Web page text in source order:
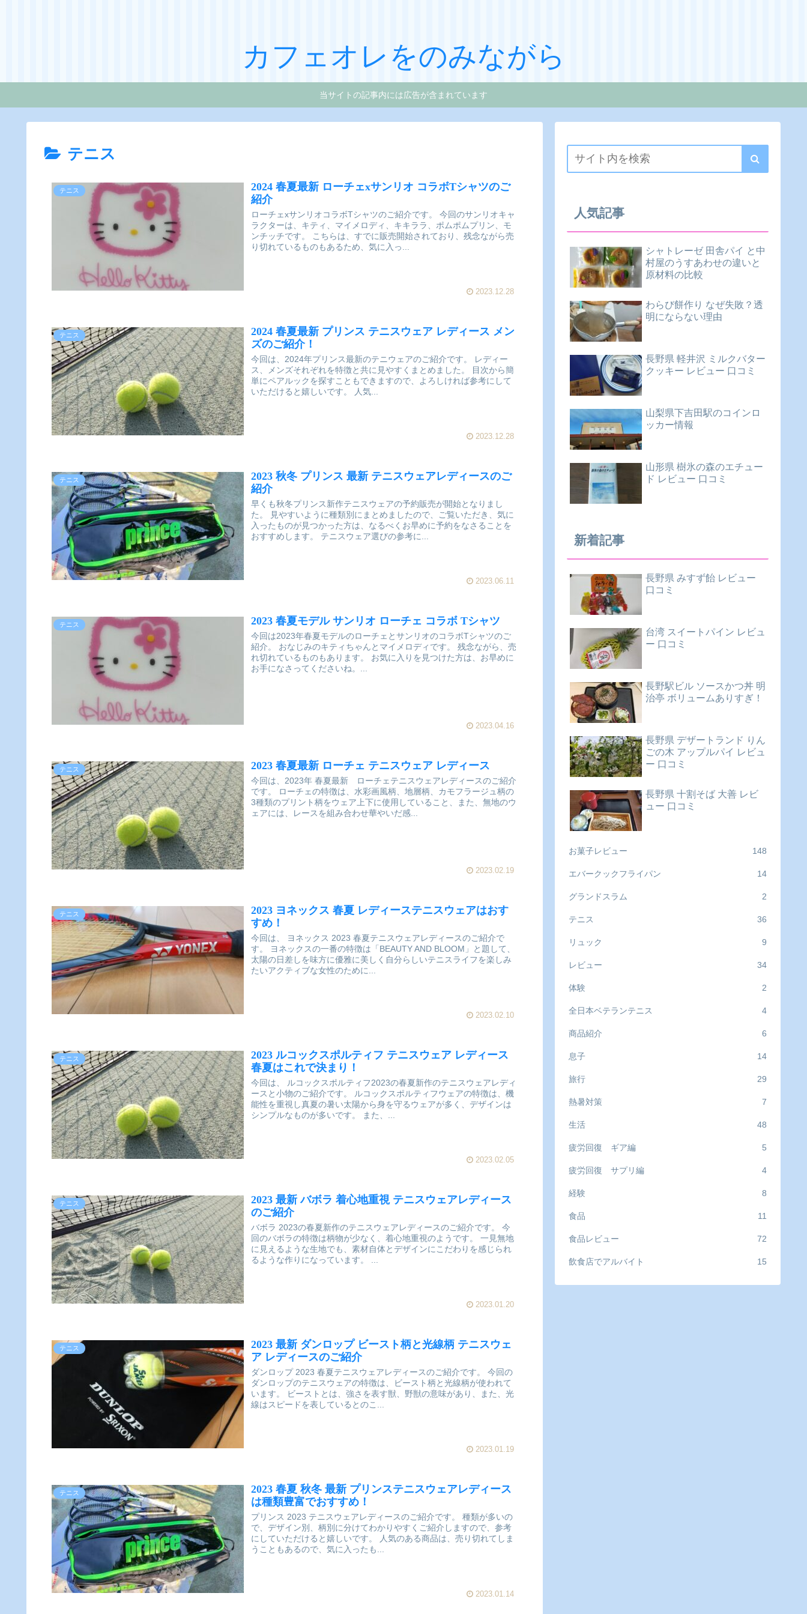
カフェオレをのみながら
当サイトの記事内には広告が含まれています
テニス
テニス
2024 春夏最新 ローチェxサンリオ コラボTシャツのご
紹介
ローチェxサンリオコラボTシャツのご紹介です。 今回のサンリオキャ
ラクターは、キティ、マイメロディ、キキララ、ポムポムプリン、モ
ンチッチです。 こちらは、すでに販売開始されており、残念ながら売
り切れているものもあるため、気に入っ...
2023.12.28
テニス
2024 春夏最新 プリンス テニスウェア レディース メン
ズのご紹介！
今回は、2024年プリンス最新のテニウェアのご紹介です。 レディー
ス、メンズそれぞれを特徴と共に見やすくまとめました。 目次から簡
単にペアルックを探すこともできますので、よろしければ参考にして
いただけると嬉しいです。 人気...
2023.12.28
テニス
2023 秋冬 プリンス 最新 テニスウェアレディースのご
紹介
早くも秋冬プリンス新作テニスウェアの予約販売が開始となりまし
た。 見やすいように種類別にまとめましたので、ご覧いただき、気に
入ったものが見つかった方は、なるべくお早めに予約をなさることを
おすすめします。 テニスウェア選びの参考に...
2023.06.11
テニス 2023 春夏モデル サンリオ ローチェ コラボ Tシャツ
今回は2023年春夏モデルのローチェとサンリオのコラボTシャツのご
紹介。 おなじみのキティちゃんとマイメロディです。 残念ながら、売
れ切れているものもあります。 お気に入りを見つけた方は、お早めに
お手になさってくださいね。...
2023.04.16
テニス 2023 春夏最新 ローチェ テニスウェア レディース
今回は、2023年 春夏最新 ローチェテニスウェアレディースのご紹介
です。 ローチェの特徴は、水彩画風柄、地層柄、カモフラージュ柄の
3種類のプリント柄をウェア上下に使用していること、また、無地のウ
ェアには、レースを組み合わせ華やいだ感...
2023.02.19
テニス
2023 ヨネックス 春夏 レディーステニスウェアはおす
すめ！
今回は、 ヨネックス 2023 春夏テニスウェアレディースのご紹介で
す。 ヨネックスの一番の特徴は「BEAUTY AND BLOOM」と題して、
太陽の日差しを味方に優雅に美しく自分らしいテニスライフを楽しみ
たいアクティブな女性のために...
2023.02.10
テニス
2023 ルコックスポルティフ テニスウェア レディース
春夏はこれで決まり！
今回は、 ルコックスポルティフ2023の春夏新作のテニスウェアレディ
ースと小物のご紹介です。 ルコックスポルティフウェアの特徴は、機
能性を重視し真夏の暑い太陽から身を守るウェアが多く、デザインは
シンプルなものが多いです。 また、...
2023.02.05
テニス
2023 最新 バボラ 着心地重視 テニスウェアレディース
のご紹介
バボラ 2023の春夏新作のテニスウェアレディースのご紹介です。 今
回のバボラの特徴は柄物が少なく、着心地重視のようです。 一見無地
に見えるような生地でも、素材自体とデザインにこだわりを感じられ
るような作りになっています。 ...
2023.01.20
テニス
2023 最新 ダンロップ ビースト柄と光線柄 テニスウェ
ア レディースのご紹介
ダンロップ 2023 春夏テニスウェアレディースのご紹介です。 今回の
ダンロップのテニスウェアの特徴は、ビースト柄と光線柄が使われて
います。 ビーストとは、強さを表す獣、野獣の意味があり、また、光
線はスピードを表しているとのこ...
2023.01.19
テニス
2023 春夏 秋冬 最新 プリンステニスウェアレディース
は種類豊富でおすすめ！
プリンス 2023 テニスウェアレディースのご紹介です。 種類が多いの
で、デザイン別、柄別に分けてわかりやすくご紹介しますので、参考
にしていただけると嬉しいです。 人気のある商品は、売り切れてしま
うこともあるので、気に入ったも...
2023.01.14
人気記事
シャトレーゼ 田舎パイ と中
村屋のうすあわせの違いと
原材料の比較
わらび餅作り なぜ失敗？透
明にならない理由
長野県 軽井沢 ミルクバター
クッキー レビュー 口コミ
山梨県下吉田駅のコインロ
ッカー情報
山形県 樹氷の森のエチュー
ド レビュー 口コミ
新着記事
長野県 みすず飴 レビュー
口コミ
台湾 スイートパイン レビュ
ー 口コミ
長野駅ビル ソースかつ丼 明
治亭 ボリュームありすぎ！
長野県 デザートランド りん
ごの木 アップルパイ レビュ
ー 口コミ
長野県 十割そば 大善 レビ
ュー 口コミ
お菓子レビュー 148
エバークックフライパン 14
グランドスラム 2
テニス 36
リュック 9
レビュー 34
体験 2
全日本ベテランテニス 4
商品紹介 6
息子 14
旅行 29
熱暑対策 7
生活 48
疲労回復 ギア編 5
疲労回復 サプリ編 4
経験 8
食品 11
食品レビュー 72
飲食店でアルバイト 15